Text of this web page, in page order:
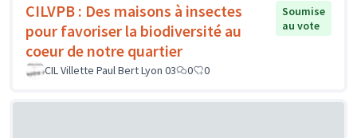
CILVPB : Des maisons à insectes
pour favoriser la biodiversité au
coeur de notre quartier
Soumise
au vote
CIL Villette Paul Bert Lyon 03 0 0